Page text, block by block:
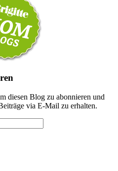
diesen Blog zu abonnieren und
via E-Mail zu erhalten.